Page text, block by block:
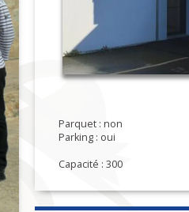
Parquet : non
Parking : oui
Capacité : 300